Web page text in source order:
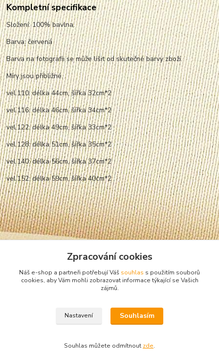
Kompletní specifikace
Složení: 100% bavlna.
Barva: červená
Barva na fotografii se může lišit od skutečné barvy zboží.
Míry jsou přibližné.
vel.110: délka 44cm, šířka 32cm*2
vel.116: délka 46cm, šířka 34cm*2
vel.122: délka 49cm, šířka 33cm*2
vel.128: délka 51cm, šířka 35cm*2
vel.140: délka 56cm, šířka 37cm*2
vel.152: délka 59cm, šířka 40cm*2
Zboží zařazeno v kategoriích
Chlapecká trička
Zpracování cookies
Náš e-shop a partneři potřebují Váš souhlas s použitím souborů
cookies, aby Vám mohli zobrazovat informace týkající se Vašich
zájmů.
Nastavení Souhlasím
Souhlas můžete odmítnout zde.